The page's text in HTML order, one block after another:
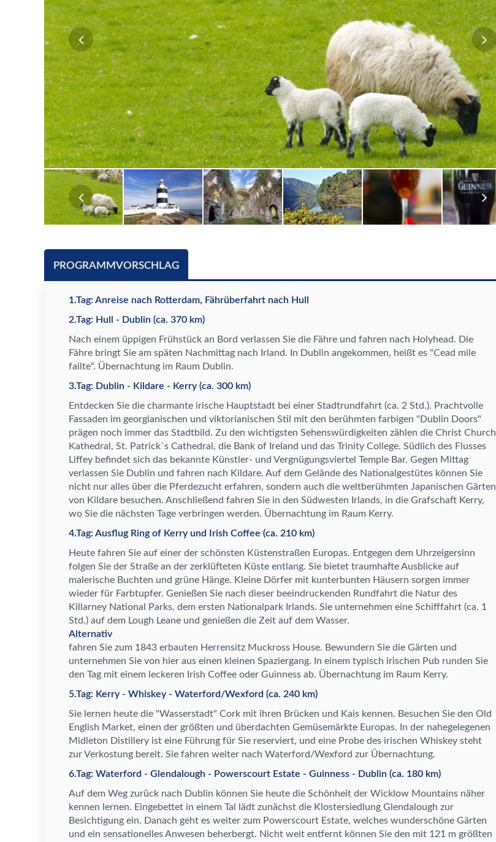
PROGRAMMVORSCHLAG
1.Tag: Anreise nach Rotterdam, Fährüberfahrt nach Hull
2.Tag: Hull - Dublin (ca. 370 km)
Nach einem üppigen Frühstück an Bord verlassen Sie die Fähre und fahren nach Holyhead. Die
Fähre bringt Sie am späten Nachmittag nach Irland. In Dublin angekommen, heißt es "Cead mile
failte“. Übernachtung im Raum Dublin.
3.Tag: Dublin - Kildare - Kerry (ca. 300 km)
Entdecken Sie die charmante irische Hauptstadt bei einer Stadtrundfahrt (ca. 2 Std.). Prachtvolle
Fassaden im georgianischen und viktorianischen Stil mit den berühmten farbigen "Dublin Doors"
prägen noch immer das Stadtbild. Zu den wichtigsten Sehenswürdigkeiten zählen die Christ Church
Kathedral, St. Patrick`s Cathedral, die Bank of Ireland und das Trinity College. Südlich des Flusses
Liffey befindet sich das bekannte Künstler- und Vergnügungsviertel Temple Bar. Gegen Mittag
verlassen Sie Dublin und fahren nach Kildare. Auf dem Gel ände des Nationalgestütes können Sie
nicht nur alles über die Pferdezucht erfahren, sondern auch die weltberühmten Japanischen Gärten
von Kildare besuchen. Anschließend fahren Sie in den Südwesten Irlands, in die Grafschaft Kerry,
wo Sie die nächsten Tage verbringen werden. Übernachtung im Raum Kerry.
4.Tag: Ausflug Ring of Kerry und Irish Coffee (ca. 210 km)
Heute fahren Sie auf einer der schönsten Küstenstraßen Europas. Entgegen dem Uhrzeigersinn
folgen Sie der Straße an der zerkl üfteten Küste entlang. Sie bietet traumhafte Ausblicke auf
malerische Buchten und grüne Hänge. Kleine Dörfer mit kunterbunten Häusern sorgen immer
wieder für Farbtupfer. Genießen Sie nach dieser beeindruckenden Rundfahrt die Natur des
Killarney National Parks, dem ersten Nationalpark Irlands. Sie unternehmen eine Schifffahrt (ca. 1
Std.) auf dem Lough Leane und genießen die Zeit auf dem Wasser.
Alternativ
fahren Sie zum 1843 erbauten Herrensitz Muckross House. Bewundern Sie die Gärten und
unternehmen Sie von hier aus einen kleinen Spaziergang. In einem typisch irischen Pub runden Sie
den Tag mit einem leckeren Irish Coffee oder Guinness ab. Übernachtung im Raum Kerry.
5.Tag: Kerry - Whiskey - Waterford/Wexford (ca. 240 km)
Sie lernen heute die "Wasserstadt" Cork mit ihren Brücken und Kais kennen. Besuchen Sie den Old
English Market, einen der größten und überdachten Gemüsemärkte Europas. In der nahegelegenen
Midleton Distillery ist eine Führung für Sie reserviert, und eine Probe des irischen Whiskey steht
zur Verkostung bereit. Sie fahren weiter nach Waterford/Wexford zur Übernachtung.
6.Tag: Waterford - Glendalough - Powerscourt Estate - Guinness - Dublin (ca. 180 km)
Auf dem Weg zurück nach Dublin können Sie heute die Schönheit der Wicklow Mountains näher
kennen lernen. Eingebettet in einem Tal l ädt zunächst die Klostersiedlung Glendalough zur
Besichtigung ein. Danach geht es weiter zum Powerscourt Estate, welches wunderschöne Gärten
und ein sensationelles Anwesen beherbergt. Nicht weit entfernt können Sie den mit 121 m größten